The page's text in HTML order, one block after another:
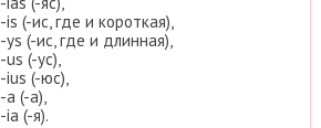
-is (-ис, где и короткая),
-ys (-ис, где и длинная),
-us (-ус),
-ius (-юс),
-а (-а),
-ia (-я).